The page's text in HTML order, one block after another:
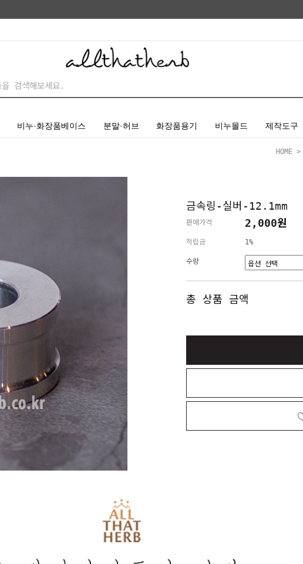
비누·화장품베이스 분말·허브 화장품용기 비누몰드 제작도구
HOME >
금속링-실버-12.1mm
판매가격 2,000원
적립금 1%
수량
총 상품 금액